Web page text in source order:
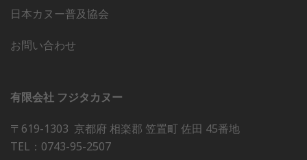
日本カヌー普及協会
お問い合わせ
有限会社 フジタカヌー
〒619-1303 京都府 相楽郡 笠置町 佐田 45番地
TEL：0743-95-2507